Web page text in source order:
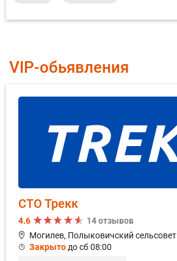
VIP-обьявления
СТО Трекк
4.6
14 отзывов
Могилев, Полыковичский
Закрыто до сб 08:00